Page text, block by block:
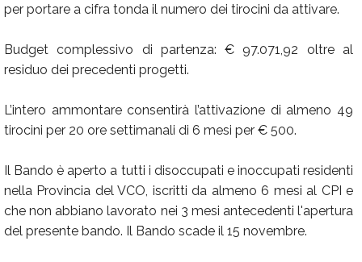
per portare a cifra tonda il numero dei tirocini da attivare.
Budget complessivo di partenza: € 97.071,92 oltre al
residuo dei precedenti progetti.
L’intero ammontare consentirà l’attivazione di almeno 49
tirocini per 20 ore settimanali di 6 mesi per € 500.
Il Bando è aperto a tutti i disoccupati e inoccupati residenti
nella Provincia del VCO, iscritti da almeno 6 mesi al CPI e
che non abbiano lavorato nei 3 mesi antecedenti l'apertura
del presente bando. Il Bando scade il 15 novembre.